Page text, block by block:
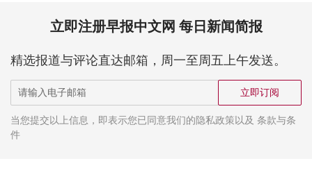
立即注册早报中文网 每日新闻简报
精选报道与评论直达邮箱，周一至周五上午发送。
立即订阅
当您提交以上信息，即表示您已同意我们的隐私政策以及 条款与条
件